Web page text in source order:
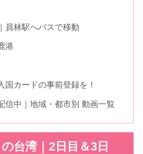
員林駅へバスで移動
港
国カードの事前登録を！
信中｜地域・都市別 動画一覧
台湾｜2日目＆3日